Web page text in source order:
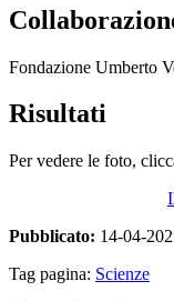
Fondazione Umberto
Risultati
Per vedere le foto,
Pubblicato: 14-04-
Tag pagina: Scienze